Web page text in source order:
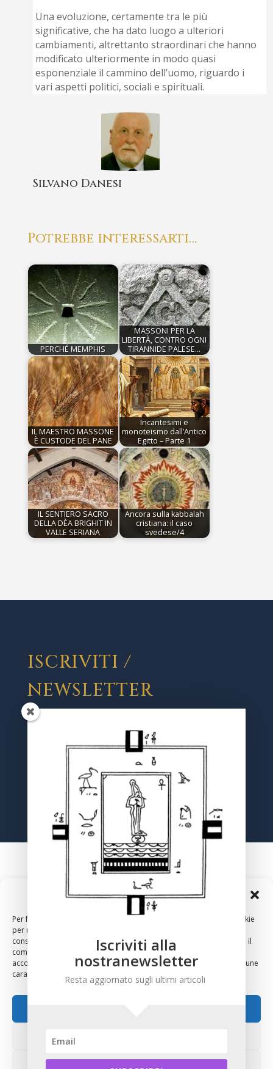
Gestisci Consenso Cookie
Per fornire le migliori esperienze, utilizziamo tecnologie come i cookie
per memorizzare e/o accedere alle informazioni del dispositivo. Il
consenso a queste tecnologie ci permetterà di elaborare dati come il
comportamento di navigazione o ID unici su questo sito. Non
acconsentire o ritirare il consenso può influire negativamente su alcune
caratteristiche e funzioni.
Una evoluzione, certamente tra le più
significative, che ha dato luogo a ulteriori
cambiamenti, altrettanto straordinari che hanno
modificato ulteriormente in modo quasi
esponenziale il cammino dell’uomo, riguardo i
vari aspetti politici, sociali e spirituali.
Silvano Danesi
Potrebbe interessarti…
PERCHÉ MEMPHIS
MASSONI PER LA
LIBERTÀ, CONTRO OGNI
TIRANNIDE PALESE…
IL MAESTRO MASSONE
È CUSTODE DEL PANE
Incantesimi e
monoteismo dall’Antico
Egitto – Parte 1
IL SENTIERO SACRO
DELLA DÈA BRIGHIT IN
VALLE SERIANA
Ancora sulla kabbalah
cristiana: il caso
svedese/4
ISCRIVITI /
NEWSLETTER
Registrati
2024 – Copyright – Associazione Culturale Anthropos, Via
Sirte 36, 00196 Roma
Iscriviti alla
nostranewsletter
Resta aggiornato sugli ultimi articoli